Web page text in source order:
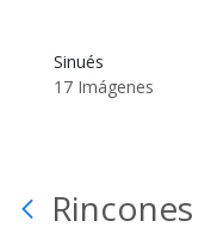
Sinués
17 Imágenes
Rincones